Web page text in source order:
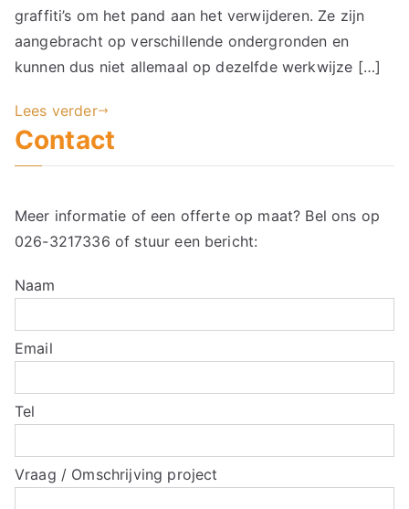
graffiti’s om het pand aan het verwijderen. Ze zijn
aangebracht op verschillende ondergronden en
kunnen dus niet allemaal op dezelfde werkwijze […]
Lees verder
Contact
Meer informatie of een offerte op maat? Bel ons op
026-3217336 of stuur een bericht:
Naam
Email
Tel
Vraag / Omschrijving project